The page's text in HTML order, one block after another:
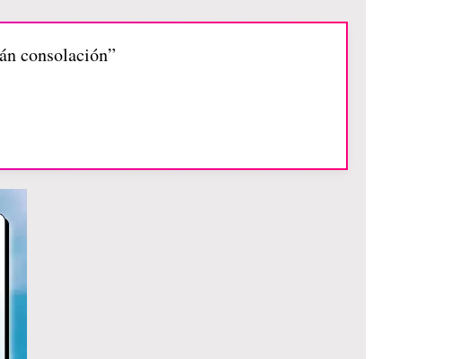
consolación”